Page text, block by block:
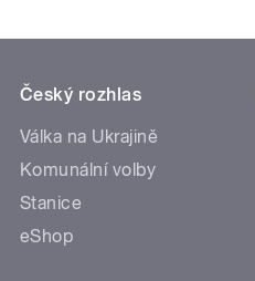
Český rozhlas
Válka na Ukrajině
Komunální volby
Stanice
eShop